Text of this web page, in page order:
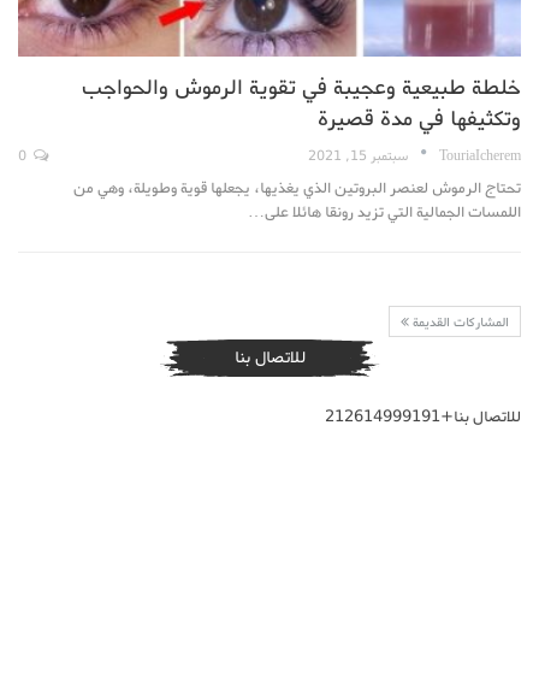
خلطة طبيعية وعجيبة في تقوية الرموش والحواجب
وتكثيفها في مدة قصيرة
TouriaIcherem سبتمبر 15, 2021
تحتاج الرموش لعنصر البروتين الذي يغذيها، يجعلها قوية وطويلة، وهي من
اللمسات الجمالية التي تزيد رونقا هائلا على…
المشاركات القديمة
للاتصال بنا
للاتصال بنا+212614999191